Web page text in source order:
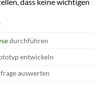
durchführen
entwickeln
auswerten